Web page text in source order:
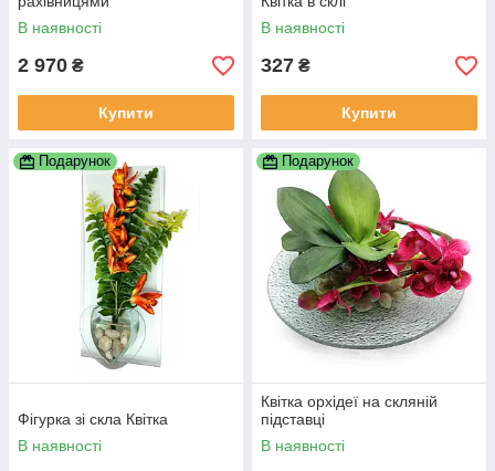
В наявності
2 970 ₴
Купити
В наявності
327 ₴
Купити
Подарунок
Фігурка зі скла Квітка
В наявності
Подарунок
Квітка орхідеї на скляній
підставці
В наявності